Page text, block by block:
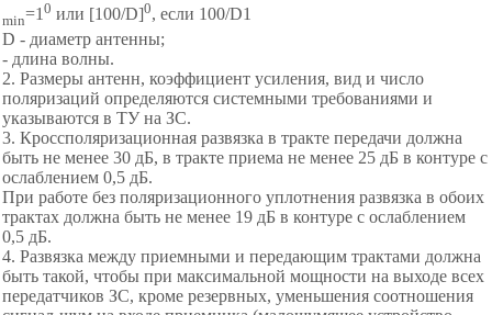
min=1 0 или [100/D]0, если 100/D1
D - диаметр антенны;
- длина волны.
2. Размеры антенн, коэффициент усиления, вид и число
поляризаций определяются системными требованиями и
указываются в ТУ на ЗС.
3. Кроссполяризационная развязка в тракте передачи должна
быть не менее 30 дБ, в тракте приема не менее 25 дБ в контуре с
ослаблением 0,5 дБ.
При работе без поляризационного уплотнения развязка в обоих
трактах должна быть не менее 19 дБ в контуре с ослаблением
0,5 дБ.
4. Развязка между приемными и передающим трактами должна
быть такой, чтобы при максимальной мощности на выходе всех
передатчиков ЗС, кроме резервных, уменьшения соотношения